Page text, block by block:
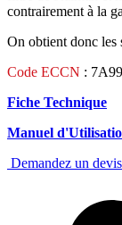
contrairement à la
On obtient donc les
Code ECCN :
Fiche Technique
Manuel
Demandez un devis